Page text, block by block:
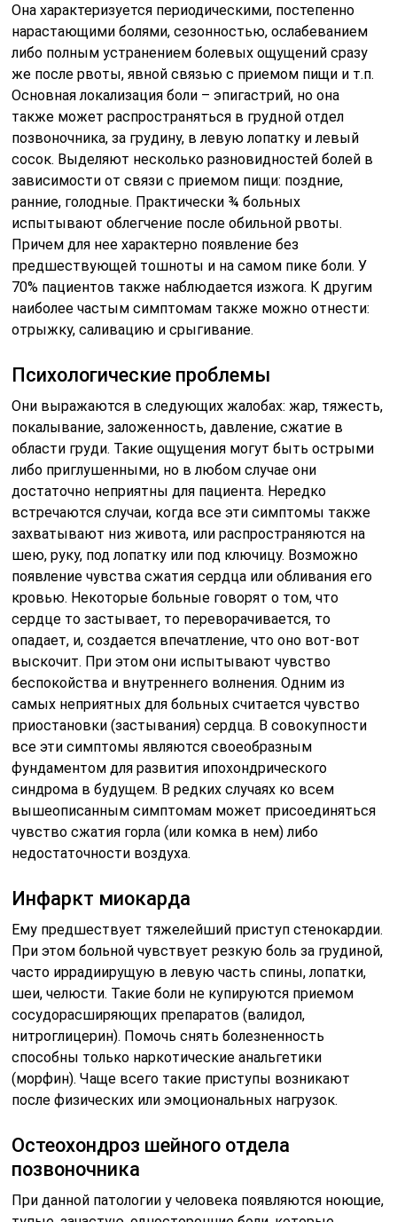
Она характеризуется периодическими, постепенно
нарастающими болями, сезонностью, ослабеванием
либо полным устранением болевых ощущений сразу
же после рвоты, явной связью с приемом пищи и т.п.
Основная локализация боли – эпигастрий, но она
также может распространяться в грудной отдел
позвоночника, за грудину, в левую лопатку и левый
сосок. Выделяют несколько разновидностей болей в
зависимости от связи с приемом пищи: поздние,
ранние, голодные. Практически ¾ больных
испытывают облегчение после обильной рвоты.
Причем для нее характерно появление без
предшествующей тошноты и на самом пике боли. У
70% пациентов также наблюдается изжога. К другим
наиболее частым симптомам также можно отнести:
отрыжку, саливацию и срыгивание.
Психологические проблемы
Они выражаются в следующих жалобах: жар, тяжесть,
покалывание, заложенность, давление, сжатие в
области груди. Такие ощущения могут быть острыми
либо приглушенными, но в любом случае они
достаточно неприятны для пациента. Нередко
встречаются случаи, когда все эти симптомы также
захватывают низ живота, или распространяются на
шею, руку, под лопатку или под ключицу. Возможно
появление чувства сжатия сердца или обливания его
кровью. Некоторые больные говорят о том, что
сердце то застывает, то переворачивается, то
опадает, и, создается впечатление, что оно вот-вот
выскочит. При этом они испытывают чувство
беспокойства и внутреннего волнения. Одним из
самых неприятных для больных считается чувство
приостановки (застывания) сердца. В совокупности
все эти симптомы являются своеобразным
фундаментом для развития ипохондрического
синдрома в будущем. В редких случаях ко всем
вышеописанным симптомам может присоединяться
чувство сжатия горла (или комка в нем) либо
недостаточности воздуха.
Инфаркт миокарда
Ему предшествует тяжелейший приступ стенокардии.
При этом больной чувствует резкую боль за грудиной,
часто иррадиирущую в левую часть спины, лопатки,
шеи, челюсти. Такие боли не купируются приемом
сосудорасширяющих препаратов (валидол,
нитроглицерин). Помочь снять болезненность
способны только наркотические анальгетики
(морфин). Чаще всего такие приступы возникают
после физических или эмоциональных нагрузок.
Остеохондроз шейного отдела
позвоночника
При данной патологии у человека появляются ноющие,